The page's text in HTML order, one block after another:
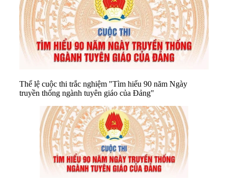
Thể lệ cuộc thi trắc nghiệm "Tìm hiểu 90 năm Ngày
truyền thống ngành tuyên giáo của Đảng"